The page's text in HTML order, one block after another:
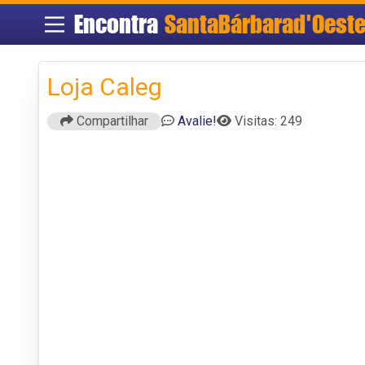
Encontra SantaBárbarad'Oeste
Loja Caleg
Compartilhar Avalie! Visitas: 249